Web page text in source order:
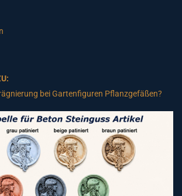
bei Gartenfiguren Pflanzgefäßen?